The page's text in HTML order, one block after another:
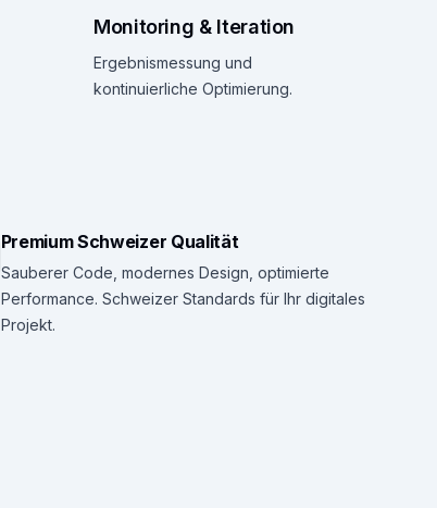
Monitoring & Iteration
Ergebnismessung und
kontinuierliche Optimierung.
Premium Schweizer Qualität
Sauberer Code, modernes Design, optimierte
Performance. Schweizer Standards für Ihr digitales
Projekt.